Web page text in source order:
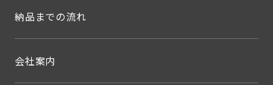
納品までの流れ
会社案内